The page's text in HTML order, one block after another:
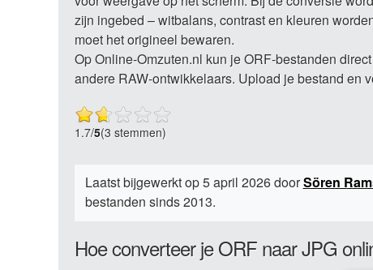
zijn ingebed – witbalans, contrast en kleuren
moet het origineel bewaren.
Op Online-Omzuten.nl kun je ORF-bestanden
andere RAW-ontwikkelaars. Upload je bestand en
1.7/5(3 stemmen)
Laatst bijgewerkt op 5 april 2026 doorSören
bestanden sinds 2013.
Hoe converteer je ORF naar JPG